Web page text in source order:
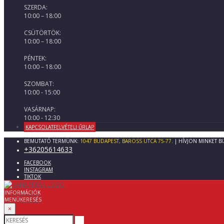
SZERDA:
10:00 – 18:00
CSÜTÖRTÖK:
10:00 – 18:00
PÉNTEK:
10:00 – 18:00
SZOMBAT:
10:00 - 15:00
VASÁRNAP:
10:00 - 12:30
KAPCSOLATFELVÉTELI ŰRLAP
BEMUTATÓ TERMÜNK: 1047 BUDAPEST, BAROSS UTCA 75-77. | HÍVJON MINKET
+36205614633
FACEBOOK
INSTAGRAM
TIKTOK
INFORMÁCIÓK
MENÜKERESÉS
×